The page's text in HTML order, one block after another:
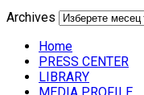
Archives
Home
PRESS CENTER
LIBRARY
MEDIA PROFILE